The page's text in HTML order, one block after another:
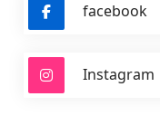
facebook
Instagram